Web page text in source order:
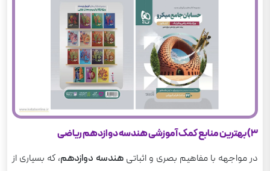
3) بهترین منابع کمک آموزشی هندسه دوازدهم ریاضی
در مواجهه با مفاهیم بصری و اثباتی هندسه دوازدهم، که بسیاری از